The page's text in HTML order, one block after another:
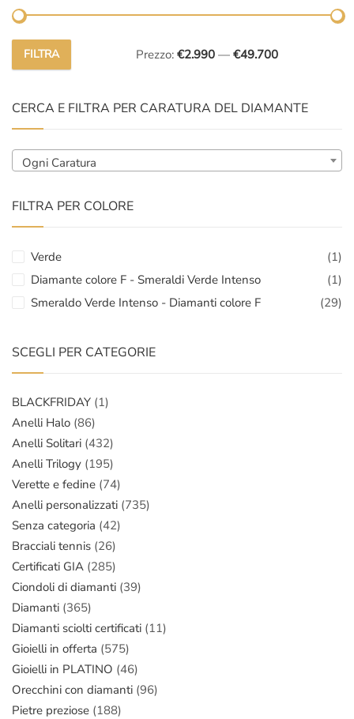
Prezzo
Prezzo
FILTRA Prezzo: €2.990— €49.700
CERCA E FILTRA PER CARATURA DEL DIAMANTE
Ogni Caratura
FILTRA PER COLORE
Verde
(1)
Diamante colore F - Smeraldi Verde Intenso
(1)
Smeraldo Verde Intenso - Diamanti colore F
(29)
SCEGLI PER CATEGORIE
BLACKFRIDAY (1)
Anelli Halo (86)
Anelli Solitari (432)
Anelli Trilogy (195)
Verette e fedine (74)
Anelli personalizzati (735)
Senza categoria (42)
Bracciali tennis (26)
Certificati GIA (285)
Ciondoli di diamanti (39)
Diamanti (365)
Diamanti sciolti certificati (11)
Gioielli in offerta (575)
Gioielli in PLATINO (46)
Orecchini con diamanti (96)
Pietre preziose (188)